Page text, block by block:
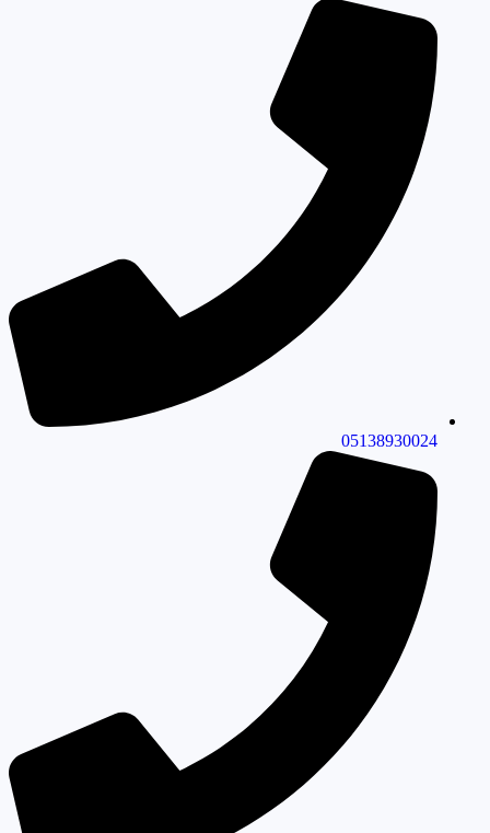
05138930024